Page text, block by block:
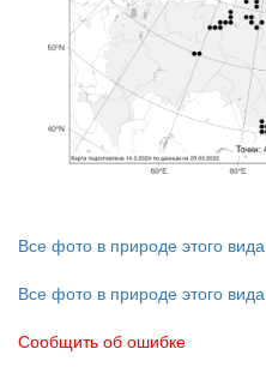
Все фото в природе этого вида
Все фото в природе этого вида
Сообщить об ошибке